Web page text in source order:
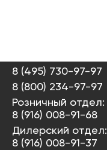
8 (495) 730-97-97
8 (800) 234-97-97
Розничный отдел:
8 (916) 008-91-68
Дилерский отдел:
8 (916) 008-91-37